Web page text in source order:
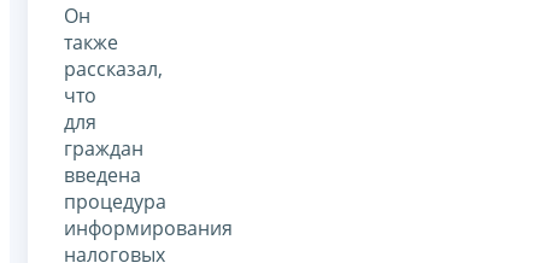
Он
также
рассказал,
что
для
граждан
введена
процедура
информирования
налоговых